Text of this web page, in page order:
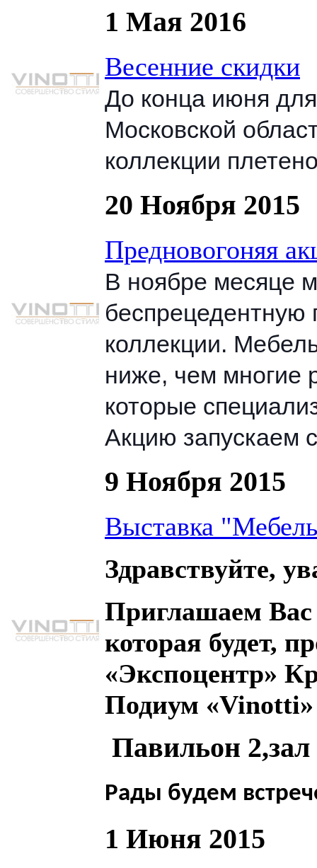
1 Мая 2016
Весенние скидки
До конца июня
Московской
коллекции
20 Ноября 2015
Предновогоняя
В ноябре месяце
коллекции.
ниже, чем многие
которые
Акцию запускаем
9 Ноября 2015
Выставка
Здравствуйте,
Приглашаем
которая будет,
«Экспоцентр»
Подиум «Vinotti
Павильон
Рады будем
1 Июня 2015